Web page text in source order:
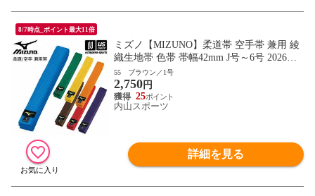
8/7時点_ポイント最大11倍
ミズノ【MIZUNO】柔道帯 空手帯 兼用 綾
織生地帯 色帯 帯幅42mm J号～6号 2026年
継続モデル【22JV9A18 帯 柔道 空手 空手
道 刺繍加工不可】【翌日配達対象】[自社]
55 ブラウン／1号
2,750円
25
内山スポーツ
詳細を見る